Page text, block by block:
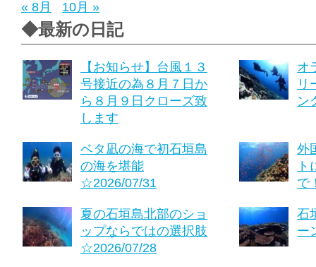
« 8月 10月 »
◆最新の日記
【お知らせ】台風１３
号接近の為８月７日か
ら８月９日クローズ致
します
オ
リ
ン
ベタ凪の海で初石垣島
の海を堪能
☆2026/07/31
外
ト
で
夏の石垣島北部のショ
ップならではの選択肢
☆2026/07/28
石
ー